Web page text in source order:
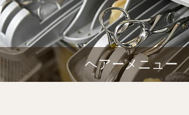
ヘアーメニュー